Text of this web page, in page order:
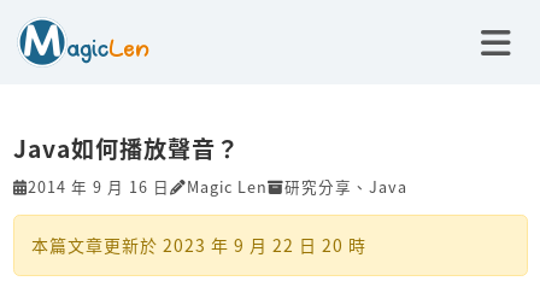
Java如何播放聲音？
2014 年 9 月 16 日 Magic Len 研究分享 、 Java
本篇文章更新於 2023 年 9 月 22 日 20 時